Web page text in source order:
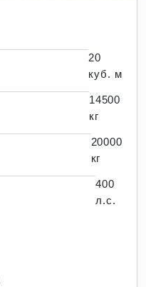
20
куб. м
14500
кг
20000
кг
400
л.с.